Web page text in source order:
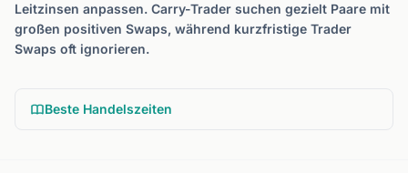
Leitzinsen anpassen. Carry-Trader suchen gezielt Paare mit
großen positiven Swaps, während kurzfristige Trader
Swaps oft ignorieren.
Beste Handelszeiten